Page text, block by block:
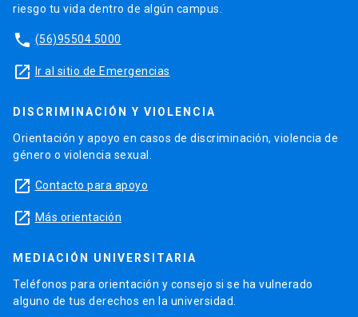
riesgo tu vida dentro de algún campus.
phone (56)95504 5000
launch Ir al sitio de Emergencias
DISCRIMINACIÓN Y VIOLENCIA
Orientación y apoyo en casos de discriminación, violencia de
género o violencia sexual.
launch Contacto para apoyo
launch Más orientación
MEDIACIÓN UNIVERSITARIA
Teléfonos para orientación y consejo si se ha vulnerado
alguno de tus derechos en la universidad.